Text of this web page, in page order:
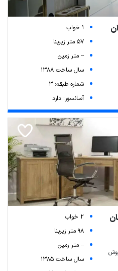
1 خواب
57 متر زیربنا
-- متر زمین
سال ساخت 1388
شماره طبقه: 3
آسانسور: دارد
2 خواب
98 متر زیربنا
-- متر زمین
سال ساخت 1385